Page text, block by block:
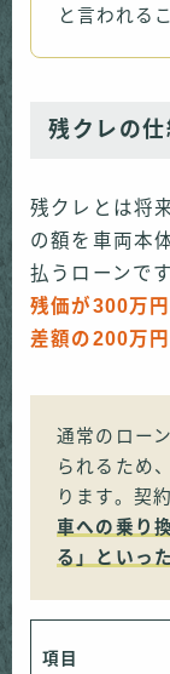
と言われる
残クレの
残クレとは将
の額を車両本
払うローンで
残価が300万
差額の200万
通常のロー
られるため
ります。契
車への乗り
る」といっ
項目